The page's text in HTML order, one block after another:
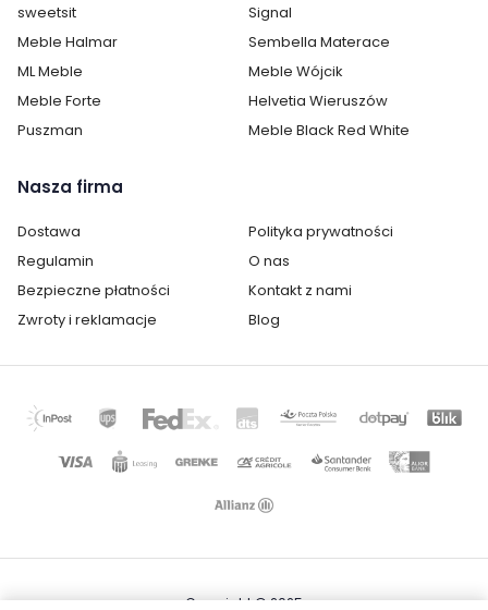
sweetsit
Signal
Meble Halmar
Sembella Materace
ML Meble
Meble Wójcik
Meble Forte
Helvetia Wieruszów
Puszman
Meble Black Red White
Nasza firma
Dostawa
Polityka prywatności
Regulamin
O nas
Bezpieczne płatności
Kontakt z nami
Zwroty i reklamacje
Blog
Copyright © 2025